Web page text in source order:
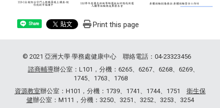
Share Print this page
© 2021 亞洲大學 學務處健康中心 聯絡電話：04-23323456
諮商輔導辦公室：L101，分機：6265、6267、6268、6269、
1745、1763、1768
資源教室辦公室：H101，分機：1739、1741、1744、1751 衛生保
健辦公室：M111，分機：3250、3251、3252、3253、3254